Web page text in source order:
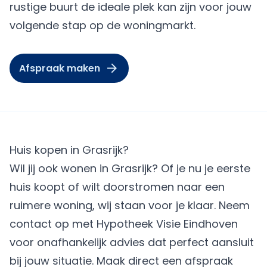
rustige buurt de ideale plek kan zijn voor jouw
volgende stap op de woningmarkt.
Afspraak maken
Huis kopen in Grasrijk?
Wil jij ook wonen in Grasrijk? Of je nu je eerste
huis koopt of wilt doorstromen naar een
ruimere woning, wij staan voor je klaar. Neem
contact op met Hypotheek Visie Eindhoven
voor onafhankelijk advies dat perfect aansluit
bij jouw situatie. Maak direct een afspraak